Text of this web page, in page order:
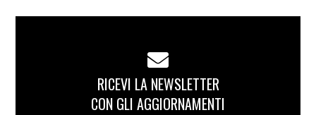
RICEVI LA NEWSLETTER
CON GLI AGGIORNAMENTI